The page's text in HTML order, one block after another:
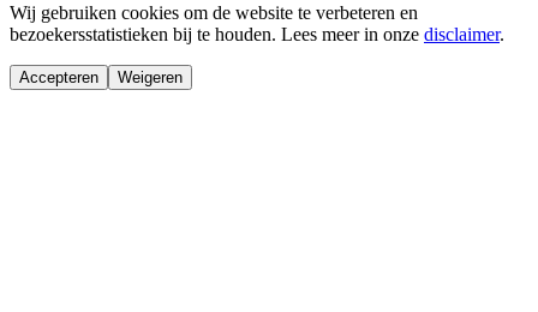
Wij gebruiken cookies om de website te verbeteren en
bezoekersstatistieken bij te houden. Lees meer in onze disclaimer.
Accepteren Weigeren